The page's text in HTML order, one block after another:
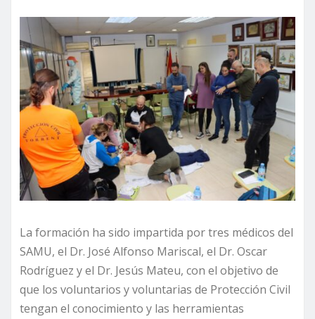
La formación ha sido impartida por tres médicos del
SAMU, el Dr. José Alfonso Mariscal, el Dr. Oscar
Rodríguez y el Dr. Jesús Mateu, con el objetivo de
que los voluntarios y voluntarias de Protección Civil
tengan el conocimiento y las herramientas